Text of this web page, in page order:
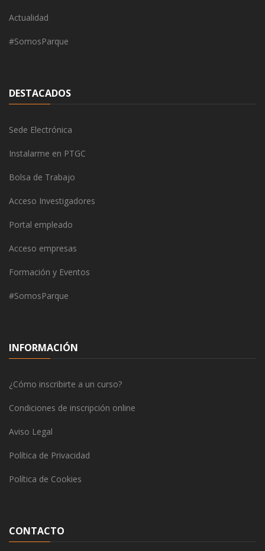
Actualidad
#SomosParque
DESTACADOS
Sede Electrónica
Instalarme en PTGC
Bolsa de Trabajo
Acceso Investigadores
Portal empleado
Acceso empresas
Formación y Eventos
#SomosParque
INFORMACIÓN
¿Cómo inscribirte a un curso?
Condiciones de inscripción online
Aviso Legal
Política de Privacidad
Política de Cookies
CONTACTO